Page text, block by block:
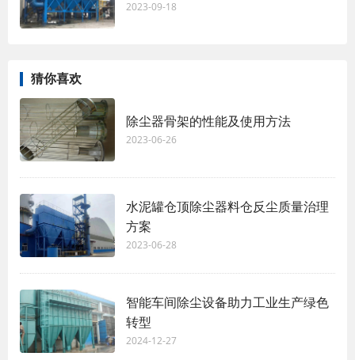
2023-09-18
猜你喜欢
除尘器骨架的性能及使用方法
2023-06-26
水泥罐仓顶除尘器料仓反尘质量治理
方案
2023-06-28
智能车间除尘设备助力工业生产绿色
转型
2024-12-27